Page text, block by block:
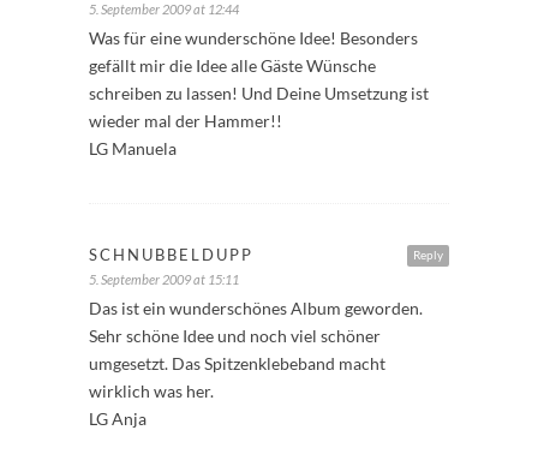
5. September 2009 at 12:44
Was für eine wunderschöne Idee! Besonders
gefällt mir die Idee alle Gäste Wünsche
schreiben zu lassen! Und Deine Umsetzung ist
wieder mal der Hammer!!
LG Manuela
Reply
SCHNUBBELDUPP
5. September 2009 at 15:11
Das ist ein wunderschönes Album geworden.
Sehr schöne Idee und noch viel schöner
umgesetzt. Das Spitzenklebeband macht
wirklich was her.
LG Anja